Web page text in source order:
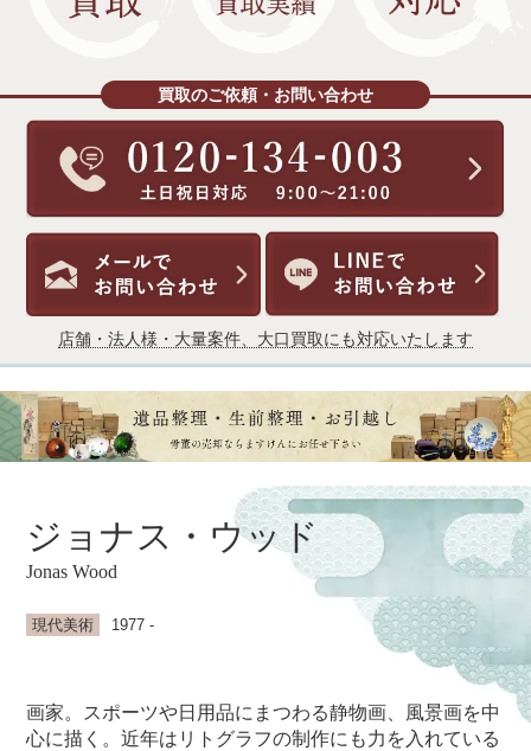
買取のご依頼・お問い合わせ
店舗・法人様・大量案件、大口買取にも対応いたします
ジョナス・ウッド
Jonas Wood
現代美術 1977 -
画家。スポーツや日用品にまつわる静物画、風景画を中
心に描く。近年はリトグラフの制作にも力を入れている